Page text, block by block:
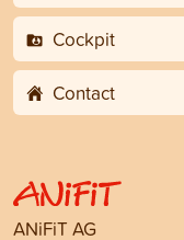
Cockpit
Contact
ANiFiT AG